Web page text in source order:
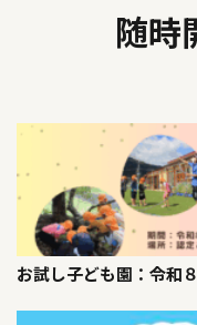
随時
お試し子ども園：令和